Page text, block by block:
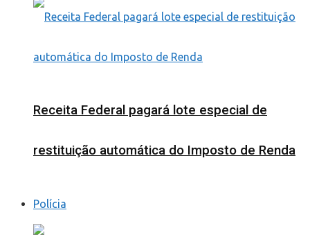
Receita Federal pagará lote especial de
restituição automática do Imposto de Renda
Polícia